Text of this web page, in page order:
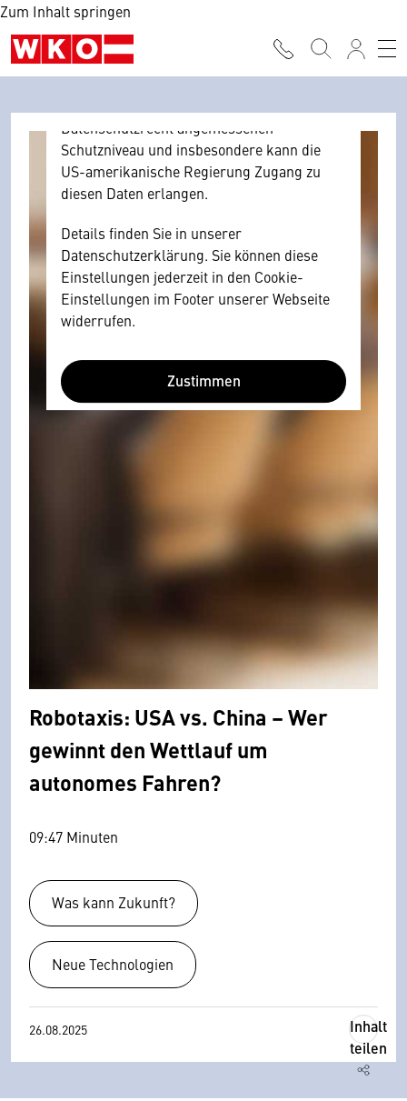
Zum Inhalt springen
Browser personenbezogene technische
Daten zu Geräten und Nutzerverhalten
mitunter mit US-amerikanischen Anbietern
Datenschutzrecht angemessenen
Schutzniveau und insbesondere kann die
US-amerikanische Regierung Zugang zu
diesen Daten erlangen.
Details finden Sie in unserer
Datenschutzerklärung. Sie können diese
Einstellungen jederzeit in den Cookie-
Einstellungen im Footer unserer Webseite
widerrufen.
Zustimmen
Robotaxis: USA vs. China – Wer
gewinnt den Wettlauf um
autonomes Fahren?
09:47 Minuten
Was kann Zukunft?
Neue Technologien
26.08.2025
Inhalt
teilen